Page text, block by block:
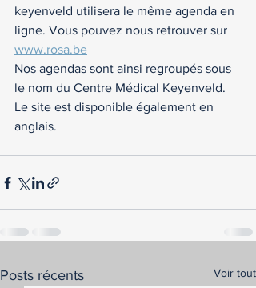
keyenveld utilisera le même agenda en
ligne. Vous pouvez nous retrouver sur
www.rosa.be
Nos agendas sont ainsi regroupés sous
le nom du Centre Médical Keyenveld.
Le site est disponible également en
anglais.
Posts récents Voir tout